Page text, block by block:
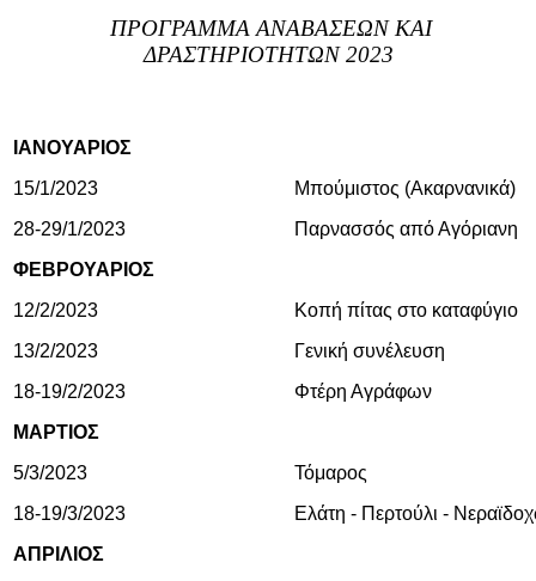
ΠΡΟΓΡΑΜΜΑ ΑΝΑΒΑΣΕΩΝ ΚΑΙ
ΔΡΑΣΤΗΡΙΟΤΗΤΩΝ 2023
ΙΑΝΟΥΑΡΙΟΣ
15/1/2023
Μπούμιστος (Ακαρνανικά)
28-29/1/2023
Παρνασσός από Αγόριανη
ΦΕΒΡΟΥΑΡΙΟΣ
12/2/2023
Κοπή πίτας στο καταφύγιο
13/2/2023
Γενική συνέλευση
18-19/2/2023
Φτέρη Αγράφων
ΜΑΡΤΙΟΣ
5/3/2023
Τόμαρος
18-19/3/2023
Ελάτη - Περτούλι -
ΑΠΡΙΛΙΟΣ